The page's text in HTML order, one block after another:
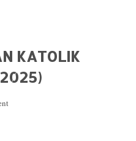
KATOLIK
2025)